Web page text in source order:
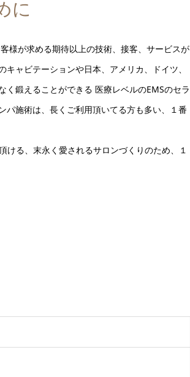
に
様が求める期待以上の技術、接客、サービスが
ャビテーションや日本、アメリカ、ドイツ、
鍛えることができる 医療レベルのEMSのセラ
パ施術は、長くご利用頂いてる方も多い、１番
る、末永く愛されるサロンづくりのため、１